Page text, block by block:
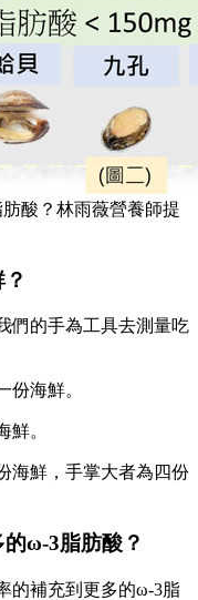
酸？林雨薇營養師提
們的手為工具去測量吃
份海鮮。
鮮。
海鮮，手掌大者為四份
ω-3脂肪酸？
的補充到更多的ω-3脂